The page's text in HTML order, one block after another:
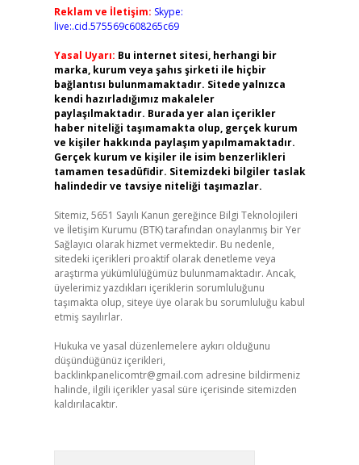
Reklam ve İletişim: Skype:
live:.cid.575569c608265c69
Yasal Uyarı: Bu internet sitesi, herhangi bir
marka, kurum veya şahıs şirketi ile hiçbir
bağlantısı bulunmamaktadır. Sitede yalnızca
kendi hazırladığımız makaleler
paylaşılmaktadır. Burada yer alan içerikler
haber niteliği taşımamakta olup, gerçek kurum
ve kişiler hakkında paylaşım yapılmamaktadır.
Gerçek kurum ve kişiler ile isim benzerlikleri
tamamen tesadüfidir. Sitemizdeki bilgiler taslak
halindedir ve tavsiye niteliği taşımazlar.
Sitemiz, 5651 Sayılı Kanun gereğince Bilgi Teknolojileri
ve İletişim Kurumu (BTK) tarafından onaylanmış bir Yer
Sağlayıcı olarak hizmet vermektedir. Bu nedenle,
sitedeki içerikleri proaktif olarak denetleme veya
araştırma yükümlülüğümüz bulunmamaktadır. Ancak,
üyelerimiz yazdıkları içeriklerin sorumluluğunu
taşımakta olup, siteye üye olarak bu sorumluluğu kabul
etmiş sayılırlar.
Hukuka ve yasal düzenlemelere aykırı olduğunu
düşündüğünüz içerikleri,
backlinkpanelicomtr@gmail.com adresine bildirmeniz
halinde, ilgili içerikler yasal süre içerisinde sitemizden
kaldırılacaktır.